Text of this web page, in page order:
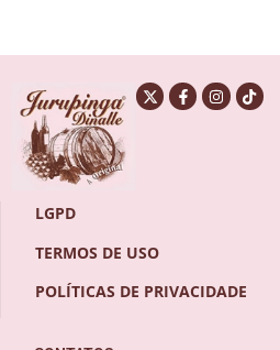
LGPD
TERMOS DE USO
POLÍTICAS DE PRIVACIDADE